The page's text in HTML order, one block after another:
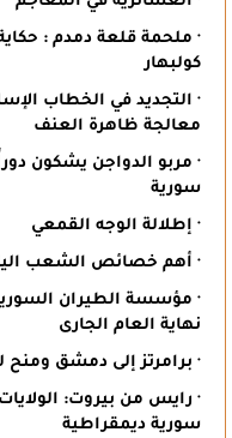
· ملحمة قلعة دمدم :
كولبهار
معالجة ظاهرة العنف
· مربو الدواجن يشكون
سورية
· إطلالة الوجه القمعي
· أهم خصائص الشعب
· مؤسسة الطيران
نهاية العام الجارى
· برامرتز إلى دمشق ومنح
· رايس من بيروت:
سورية ديمقراطية